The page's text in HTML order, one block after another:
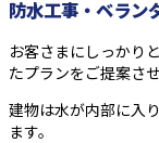
防水工事・ベラン
お客さまにしっかり
たプランをご提案さ
建物は水が内部に入
ます。